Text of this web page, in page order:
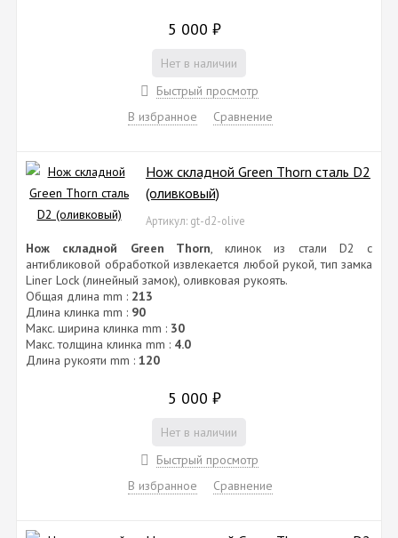
5 000 ₽
Нет в наличии
Быстрый просмотр
В избранное
Сравнение
Нож складной Green Thorn сталь D2
(оливковый)
Артикул: gt-d2-olive
Нож складной Green Thorn, клинок из cтали D2 с
антибликовой обработкой извлекается любой рукой, тип замка
Liner Lock (линейный замок), оливковая рукоять.
Общая длина mm : 213
Длина клинка mm : 90
Макс. ширина клинка mm : 30
Макс. толщина клинка mm : 4.0
Длина рукояти mm : 120
5 000 ₽
Нет в наличии
Быстрый просмотр
В избранное
Сравнение